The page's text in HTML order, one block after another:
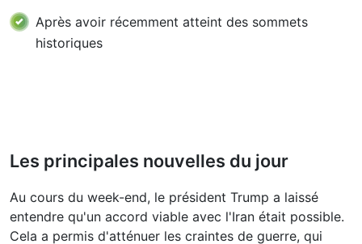
Après avoir récemment atteint des sommets
historiques
Les principales nouvelles du jour
Au cours du week-end, le président Trump a laissé
entendre qu'un accord viable avec l'Iran était possible.
Cela a permis d'atténuer les craintes de guerre, qui